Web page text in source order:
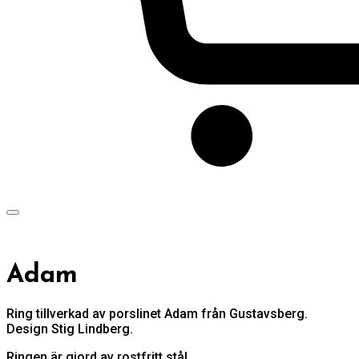
Adam
Ring tillverkad av porslinet Adam från Gustavsberg.
Design Stig Lindberg.